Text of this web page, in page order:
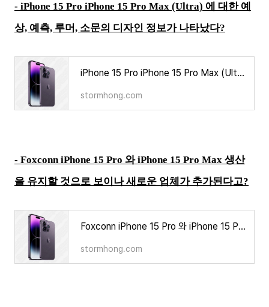
- iPhone 15 Pro iPhone 15 Pro Max (Ultra) 에 대한 예
상, 예측, 루머, 소문의 디자인 정보가 나타났다?
iPhone 15 Pro iPhone 15 Pro Max (Ultra) 에 대한 예상, 예측, 루머, 소문의 디자인 정보가 나타났다?
stormhong.com
- Foxconn iPhone 15 Pro 와 iPhone 15 Pro Max 생산
을 유지할 것으로 보이나 새로운 업체가 추가된다고?
Foxconn iPhone 15 Pro 와 iPhone 15 Pro Max 생산을 유지할 것으로 보이나 새로운 업체가 추가된다고?
stormhong.com